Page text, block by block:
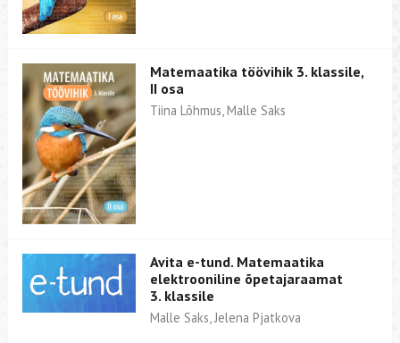
Matemaatika töövihik 3. klassile,
II osa
Tiina Lõhmus, Malle Saks
Avita e-tund. Matemaatika
elektrooniline õpetajaraamat
3. klassile
Malle Saks, Jelena Pjatkova